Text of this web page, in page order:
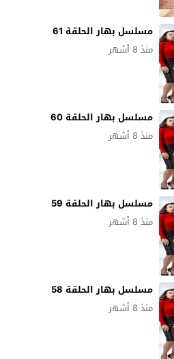
مسلسل بهار الحلقة 61
منذ 8 أشهر
مسلسل بهار الحلقة 60
منذ 8 أشهر
مسلسل بهار الحلقة 59
منذ 8 أشهر
مسلسل بهار الحلقة 58
منذ 8 أشهر